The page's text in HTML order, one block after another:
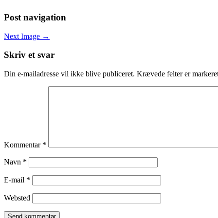
Post navigation
Next Image →
Skriv et svar
Din e-mailadresse vil ikke blive publiceret. Krævede felter er
Kommentar *
Navn *
E-mail *
Websted